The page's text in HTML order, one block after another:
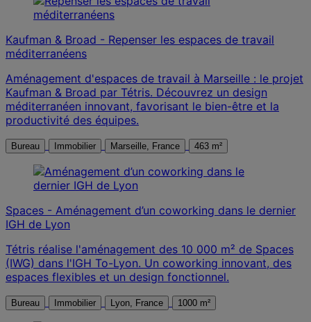
Kaufman & Broad - Repenser les espaces de travail
méditerranéens
Aménagement d'espaces de travail à Marseille : le projet
Kaufman & Broad par Tétris. Découvrez un design
méditerranéen innovant, favorisant le bien-être et la
productivité des équipes.
Bureau Immobilier Marseille, France 463 m²
Spaces - Aménagement d’un coworking dans le dernier
IGH de Lyon
Tétris réalise l'aménagement des 10 000 m² de Spaces
(IWG) dans l'IGH To-Lyon. Un coworking innovant, des
espaces flexibles et un design fonctionnel.
Bureau Immobilier Lyon, France 1000 m²